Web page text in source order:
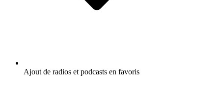
Ajout de radios et podcasts en favoris